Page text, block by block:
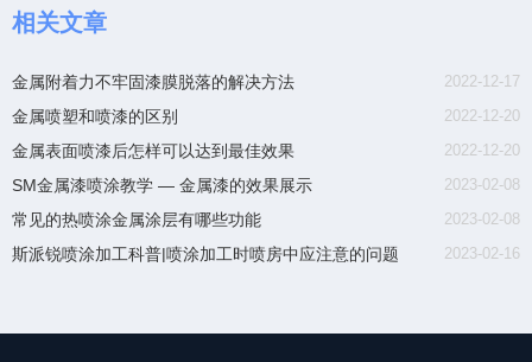
相关文章
2022-12-17
金属附着力不牢固漆膜脱落的解决方法
2022-12-20
金属喷塑和喷漆的区别
2022-12-20
金属表面喷漆后怎样可以达到最佳效果
2023-02-08
SM金属漆喷涂教学 — 金属漆的效果展示
2023-02-08
常见的热喷涂金属涂层有哪些功能
2023-02-16
斯派锐喷涂加工科普|喷涂加工时喷房中应注意的问题